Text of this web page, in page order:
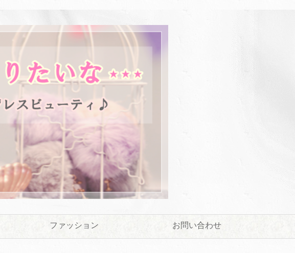
ファッション お問い合わせ